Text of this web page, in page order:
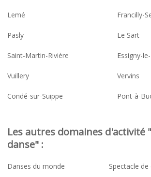
Lemé Francilly-
Pasly Le Sart
Saint-Martin-Rivière Essigny-
Vuillery Vervins
Condé-sur-Suippe Pont-à-
Les autres domaines d'activité
danse" :
Danses du monde Spectacle